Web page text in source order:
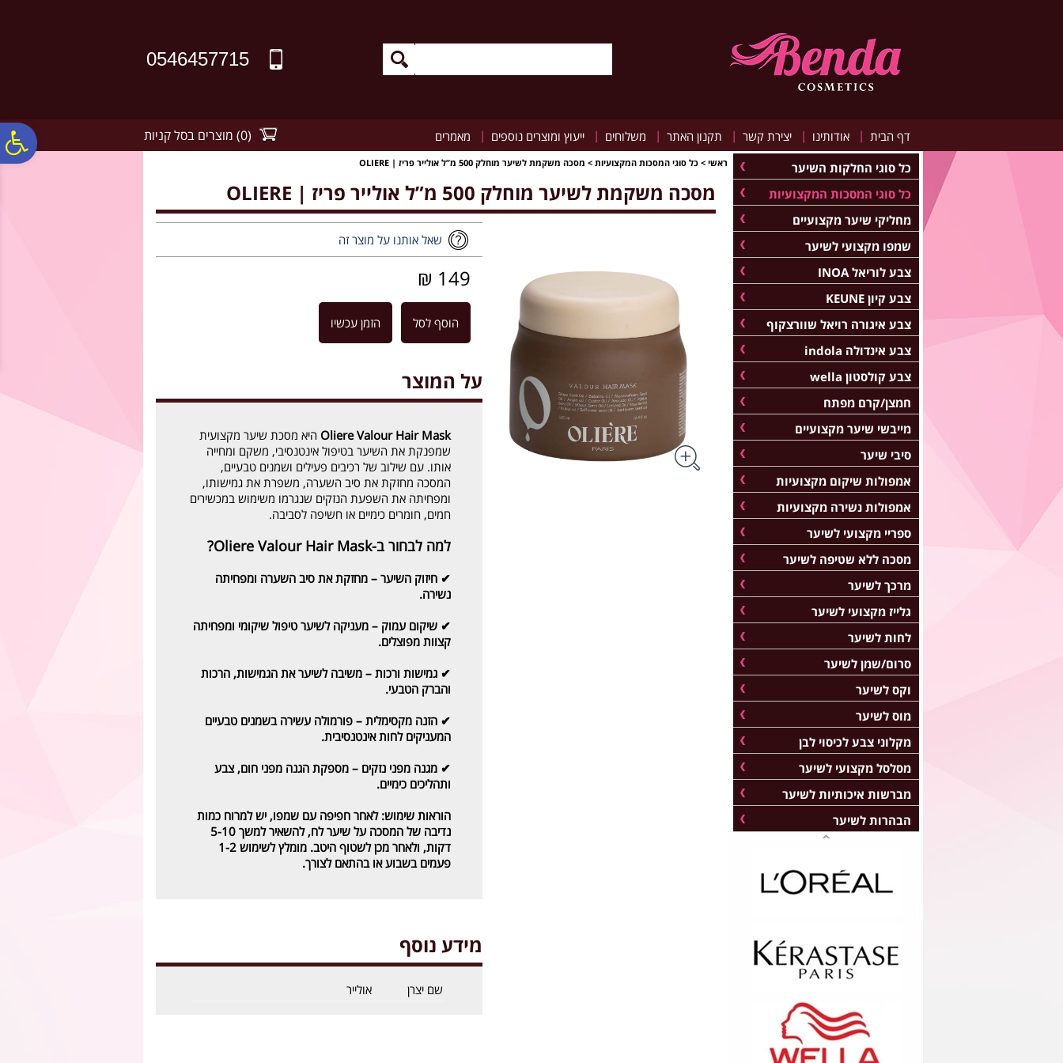
0546457715
דף הבית | אודותינו | יצירת קשר | תקנון האתר | משלוחים | ייעוץ ומוצרים נוספים | מאמרים (
0
) מוצרים בסל קניות
ראשי > כל סוגי המסכות המקצועיות > מסכה משקמת לשיער מוחלק 500 מ”ל אולייר פריז | OLIERE
מסכה משקמת לשיער מוחלק 500 מ”ל אולייר פריז | OLIERE
שאל אותנו על מוצר זה
149 ₪
הוסף לסל הזמן עכשיו
על המוצר
Oliere Valour Hair Mask היא מסכת שיער מקצועית
שמפנקת את השיער בטיפול אינטנסיבי, משקם ומחייה
אותו. עם שילוב של רכיבים פעילים ושמנים טבעיים,
המסכה מחזקת את סיב השערה, משפרת את גמישותו,
ומפחיתה את השפעת הנזקים שנגרמו משימוש במכשירים
חמים, חומרים כימיים או חשיפה לסביבה.
למה לבחור ב-Oliere Valour Hair Mask?
✔ חיזוק השיער – מחזקת את סיב השערה ומפחיתה
נשירה.
✔ שיקום עמוק – מעניקה לשיער טיפול שיקומי ומפחיתה
קצוות מפוצלים.
✔ גמישות ורכות – משיבה לשיער את הגמישות, הרכות
והברק הטבעי.
✔ הזנה מקסימלית – פורמולה עשירה בשמנים טבעיים
המעניקים לחות אינטנסיבית.
✔ מגנה מפני נזקים – מספקת הגנה מפני חום, צבע
ותהליכים כימיים.
הוראות שימוש:לאחר חפיפה עם שמפו, יש למרוח כמות
נדיבה של המסכה על שיער לח, להשאיר למשך 5-10
דקות, ולאחר מכן לשטוף היטב. מומלץ לשימוש 1-2
פעמים בשבוע או בהתאם לצורך.
מידע נוסף
שם יצרן אולייר
כל סוגי החלקות השיער
כל סוגי המסכות המקצועיות
מחליקי שיער מקצועיים
שמפו מקצועי לשיער
צבע לוריאל INOA
צבע קיון KEUNE
צבע איגורה רויאל שוורצקוף
צבע אינדולה indola
צבע קולסטון wella
חמצן/קרם מפתח
מייבשי שיער מקצועיים
סיבי שיער
אמפולות שיקום מקצועיות
אמפולות נשירה מקצועיות
ספריי מקצועי לשיער
מסכה ללא שטיפה לשיער
מרכך לשיער
גלייז מקצועי לשיער
לחות לשיער
סרום/שמן לשיער
וקס לשיער
מוס לשיער
מקלוני צבע לכיסוי לבן
מסלסל מקצועי לשיער
מברשות איכותיות לשיער
הבהרות לשיער